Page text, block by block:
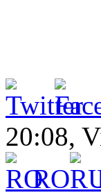
20:08,
RO